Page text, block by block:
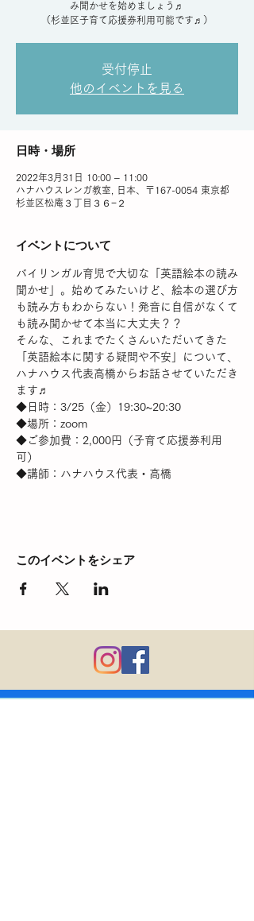
み聞かせを始めましょう♬
（杉並区子育て応援券利用可能です♬）
受付停止
他のイベントを見る
日時・場所
2022年3月31日 10:00 – 11:00
ハナハウスレンガ教室, 日本、〒167-0054 東京都
杉並区松庵３丁目３６−２
イベントについて
バイリンガル育児で大切な「英語絵本の読み
聞かせ」。始めてみたいけど、絵本の選び方
も読み方もわからない！発音に自信がなくて
も読み聞かせて本当に大丈夫？？
そんな、これまでたくさんいただいてきた
「英語絵本に関する疑問や不安」について、
ハナハウス代表高橋からお話させていただき
ます♬
◆日時：3/25（金）19:30~20:30
◆場所：zoom
◆ご参加費：2,000円（子育て応援券利用
可）
◆講師：ハナハウス代表・高橋
このイベントをシェア